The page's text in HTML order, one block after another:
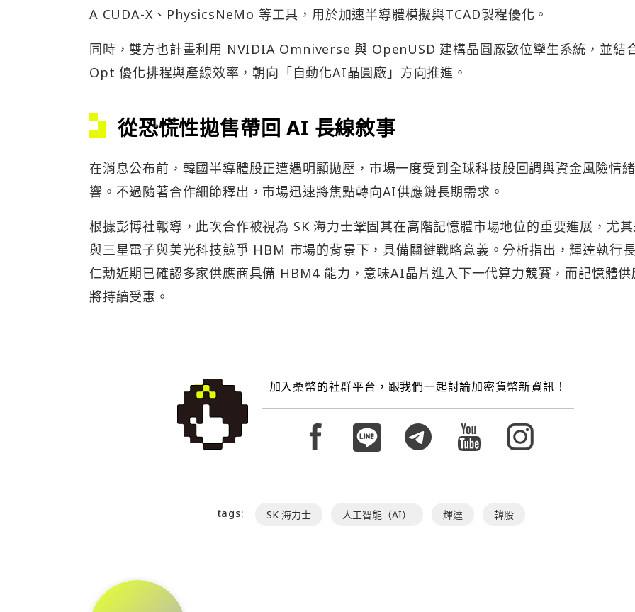
A CUDA-X、PhysicsNeMo 等工具，用於加速半導體模擬與TCAD製程優化。
同時，雙方也計畫利用 NVIDIA Omniverse 與 OpenUSD 建構晶圓廠數位孿生系統，並結
Opt 優化排程與產線效率，朝向「自動化AI晶圓廠」方向推進。
從恐慌性拋售帶回 AI 長線敘事
在消息公布前，韓國半導體股正遭遇明顯拋壓，市場一度受到全球科技股回調與資金風險情
響。不過隨著合作細節釋出，市場迅速將焦點轉向AI供應鏈長期需求。
根據彭博社報導，此次合作被視為 SK 海力士鞏固其在高階記憶體市場地位的重要進展，尤
與三星電子與美光科技競爭 HBM 市場的背景下，具備關鍵戰略意義。分析指出，輝達執行
仁勳近期已確認多家供應商具備 HBM4 能力，意味AI晶片進入下一代算力競賽，而記憶體供
將持續受惠。
加入桑幣的社群平台，跟我們一起討論加密貨幣新資訊！
tags: SK 海力士 人工智能（AI） 輝達 韓股